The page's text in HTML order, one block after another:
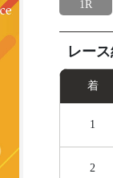
1R
レー
着
1
2